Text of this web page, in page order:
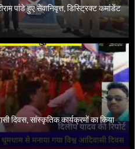
पांडे हुए सेवानिवृत्त, डिस्ट्रिक्ट कमांडेंट
दिवस, सांस्कृतिक कार्यक्रमों का किया